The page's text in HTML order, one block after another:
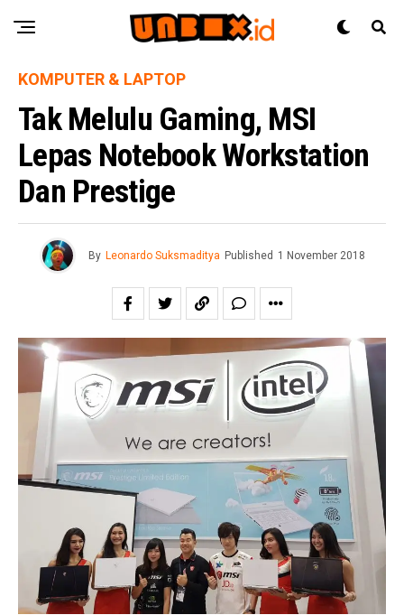
KOMPUTER & LAPTOP
Tak Melulu Gaming, MSI
Lepas Notebook Workstation
Dan Prestige
By Leonardo Suksmaditya Published 1 November 2018